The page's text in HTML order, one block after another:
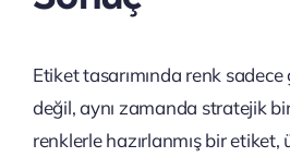
Etiket tasarımında renk
değil, aynı zamanda stratejik
renklerle hazırlanmış bir etiket,